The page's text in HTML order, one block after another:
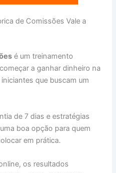
de Comissões Vale a
é um treinamento
a ganhar dinheiro na
que buscam um
de 7 dias e estratégias
boa opção para quem
em prática.
os resultados